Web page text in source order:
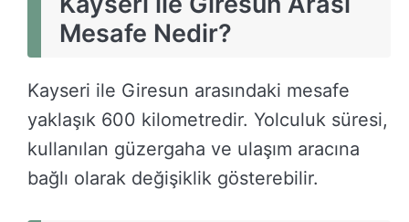
Mesafe Nedir?
Kayseri ile Giresun arasındaki mesafe
yaklaşık 600 kilometredir. Yolculuk süresi,
kullanılan güzergaha ve ulaşım aracına
bağlı olarak değişiklik gösterebilir.